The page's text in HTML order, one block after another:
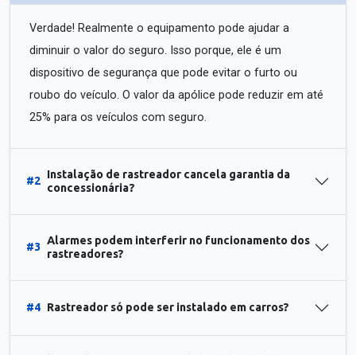
Verdade! Realmente o equipamento pode ajudar a
diminuir o valor do seguro. Isso porque, ele é um
dispositivo de segurança que pode evitar o furto ou
roubo do veículo. O valor da apólice pode reduzir em até
25% para os veículos com seguro.
#2
Instalação de rastreador cancela garantia da
concessionária?
#3
Alarmes podem interferir no funcionamento dos
rastreadores?
#4 Rastreador só pode ser instalado em carros?